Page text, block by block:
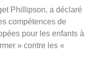
Phillipson, a déclaré
compétences de
pour les enfants à
» contre les «